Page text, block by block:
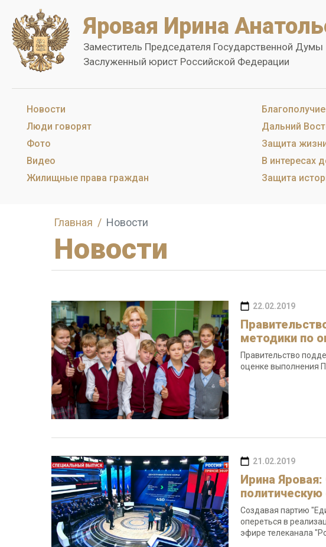
Яровая Ирина
Заместитель Председателя Государственной Думы
Заслуженный юрист Российской Федерации
Новости
Люди говорят
Фото
Видео
Жилищные права граждан
Дальний
Защита
В интересах
Защита
Главная Новости
Новости
22.02.2019
методики по
Правительство
оценке выполнения
21.02.2019
Ирина
Создавая партию
опереться в
эфире телеканала